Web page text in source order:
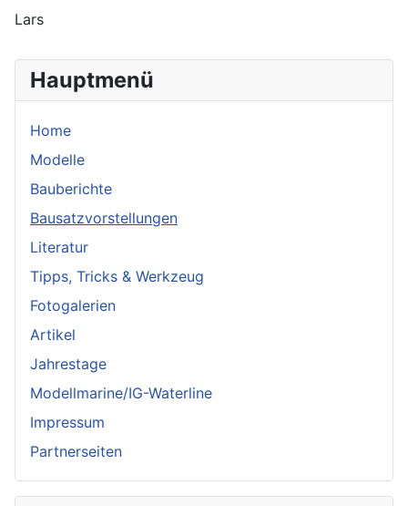
Hauptmenü
Home
Modelle
Bauberichte
Bausatzvorstellungen
Literatur
Tipps, Tricks & Werkzeug
Fotogalerien
Artikel
Jahrestage
Modellmarine/IG-Waterline
Impressum
Partnerseiten
Lars